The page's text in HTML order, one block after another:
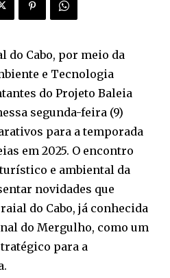
do Cabo, por meio da
e Tecnologia
do Projeto Baleia
segunda-feira (9)
para a temporada
em 2025. O encontro
e ambiental da
novidades que
do Cabo, já conhecida
do Mergulho, como um
para a